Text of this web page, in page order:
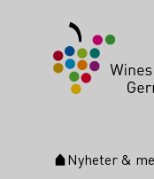
Startsida
Nyheter &